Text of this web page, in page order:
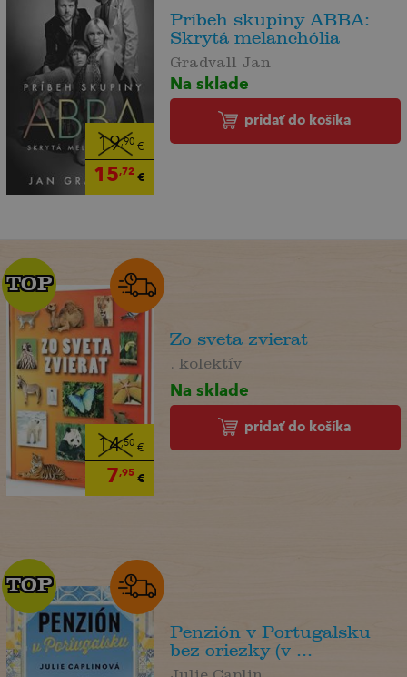
19,90€
15,72€
Príbeh skupiny ABBA:
Skrytá melanchólia
Gradvall Jan
Na sklade
pridať do košíka
14,50€
7,95€
TOP
TOP
Zo sveta zvierat
. kolektív
Na sklade
pridať do košíka
TOP
TOP
Penzión v Portugalsku
bez oriezky (v ...
Julie Caplin